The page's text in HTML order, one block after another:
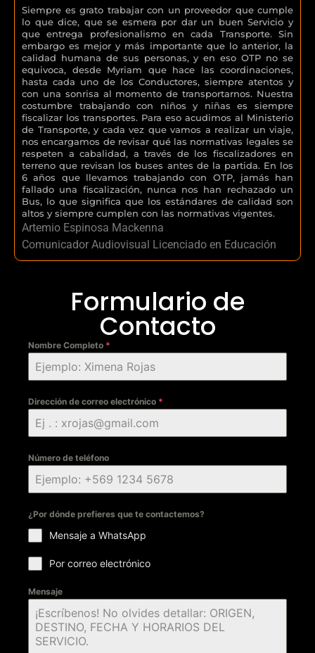
Siempre es grato trabajar con un proveedor que cumple
lo que dice, que se esmera por dar un buen Servicio y
que entrega profesionalismo en cada Transporte. Sin
embargo es mejor y más importante que lo anterior, la
calidad humana de sus personas, y en eso OTP no se
equivoca, desde Myriam que hace las coordinaciones,
hasta cada uno de los Conductores, siempre atentos y
con una sonrisa al momento de transportarnos. Nuestra
costumbre trabajando con niños y niñas es siempre
fiscalizar los transportes. Para eso acudimos al Ministerio
de Transporte, y cada vez que vamos a realizar un viaje,
nos encargamos de revisar qué las normativas legales se
respeten a cabalidad, a través de los fiscalizadores en
terreno que revisan los buses antes de la partida. En los
6 años que llevamos trabajando con OTP, jamás han
fallado una fiscalización, nunca nos han rechazado un
Bus, lo que significa que los estándares de calidad son
altos y siempre cumplen con las normativas vigentes.
Artemio Espinosa Mackenna
Comunicador Audiovisual Licenciado en Educación
Formulario de
Contacto
Nombre Completo *
Dirección de correo electrónico *
Número de teléfono
¿Por dónde prefieres que te contactemos?
Mensaje a WhatsApp
Por correo electrónico
Mensaje